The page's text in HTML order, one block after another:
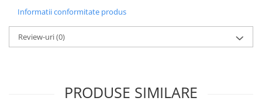
Informatii conformitate produs
Review-uri(0)
PRODUSE SIMILARE